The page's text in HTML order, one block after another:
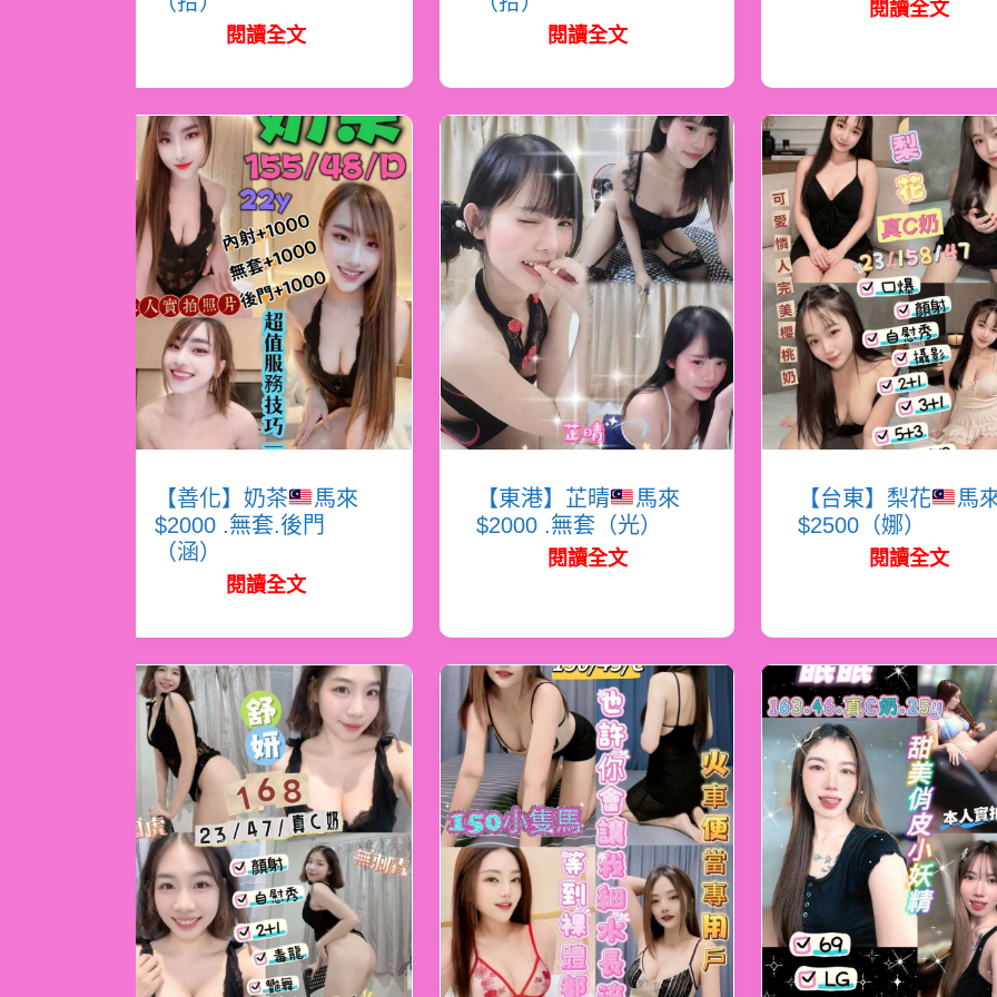
閱讀全文 閱讀全文
閱讀全文
【善化】奶茶
馬來
$2000 .無套.後門
（涵）
閱讀全文
【東港】芷晴
馬來
$2000 .無套（光）
閱讀全文
【台東】梨花
馬
$2500（娜）
閱讀全文